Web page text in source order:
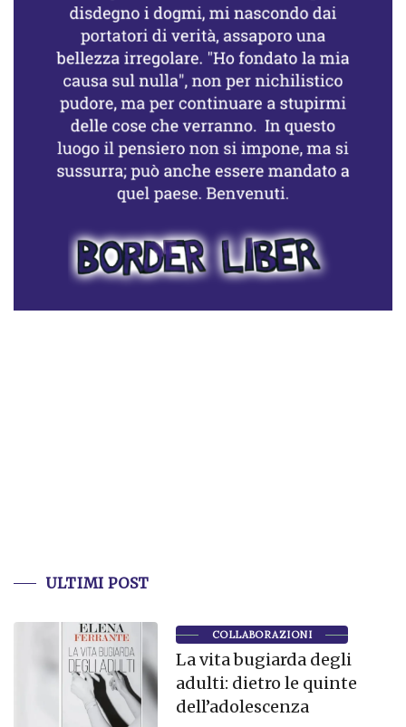
ULTIMI POST
COLLABORAZIONI
La vita bugiarda degli
adulti: dietro le quinte
dell’adolescenza